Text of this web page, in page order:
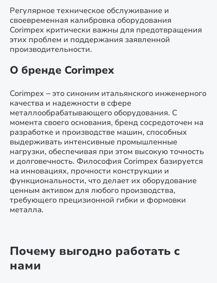
Регулярное техническое обслуживание и
своевременная калибровка оборудования
Corimpex критически важны для предотвращения
этих проблем и поддержания заявленной
производительности.
О бренде Corimpex
Corimpex – это синоним итальянского инженерного
качества и надежности в сфере
металлообрабатывающего оборудования. С
момента своего основания, бренд сосредоточен на
разработке и производстве машин, способных
выдерживать интенсивные промышленные
нагрузки, обеспечивая при этом высокую точность
и долговечность. Философия Corimpex базируется
на инновациях, прочности конструкции и
функциональности, что делает их оборудование
ценным активом для любого производства,
требующего прецизионной гибки и формовки
металла.
Почему выгодно работать с
нами